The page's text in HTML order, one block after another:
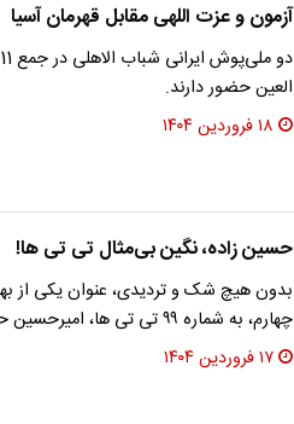
آزمون و عزت اللهی مقابل قهرمان آسیا
العین حضور دارند.
۱۸ فروردین ۱۴۰۴
حسین زاده، نگین بی‌مثال تی تی ها!
بدون هیچ شک و تردیدی، عنوان یکی از
چهارم، به شماره ۹۹ تی تی ها، امیرحسین حسین زاده، تعلق…
۱۷ فروردین ۱۴۰۴